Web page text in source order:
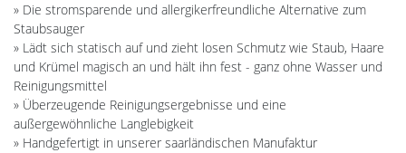
» Die stromsparende und allergikerfreundliche Alternative zum
Staubsauger
» Lädt sich statisch auf und zieht losen Schmutz wie Staub, Haare
und Krümel magisch an und hält ihn fest - ganz ohne Wasser und
Reinigungsmittel
» Überzeugende Reinigungsergebnisse und eine
außergewöhnliche Langlebigkeit
» Handgefertigt in unserer saarländischen Manufaktur